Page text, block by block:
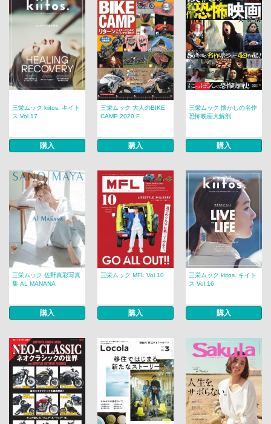
三栄ムック kiitos. キイト
ス Vol.17
購入
三栄ムック 大人のBIKE
CAMP 2020 F...
購入
三栄ムック 懐かしの名作
恐怖映画大解剖
購入
三栄ムック 佐野真彩写真
集 AL MANANA
購入
三栄ムック MFL Vol.10
購入
三栄ムック kiitos. キイト
ス Vol.16
購入